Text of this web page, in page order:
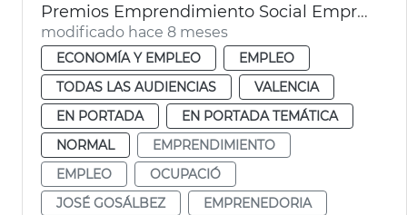
Premios Emprendimiento Social Emprendedores Riada 2025
modificado hace 8 meses
ECONOMÍA Y EMPLEO
EMPLEO
TODAS LAS AUDIENCIAS
VALENCIA
EN PORTADA
EN PORTADA TEMÁTICA
NORMAL
EMPRENDIMIENTO
EMPLEO
OCUPACIÓ
JOSÉ GOSÁLBEZ
EMPRENEDORIA